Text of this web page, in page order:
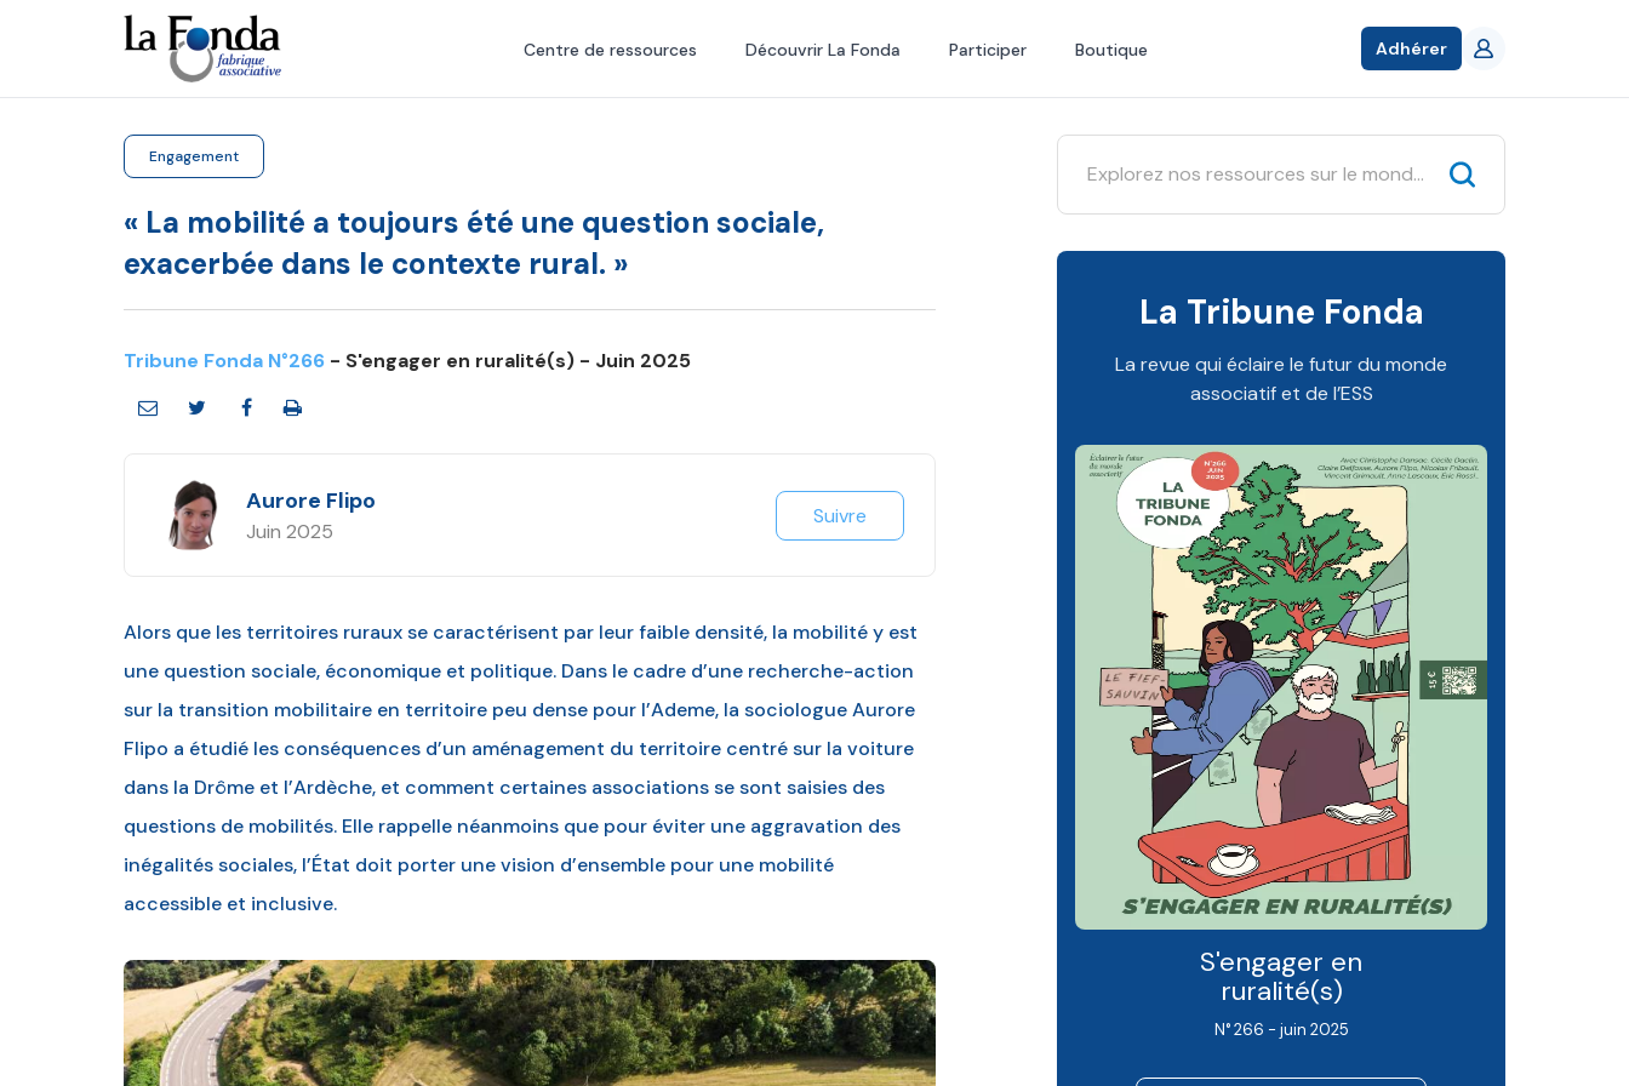
principal
Centre de ressources Découvrir La Fonda Participer Boutique Adhérer
Engagement
« La mobilité a toujours été une question sociale,
exacerbée dans le contexte rural. »
Tribune Fonda N°266 - S'engager en ruralité(s) - Juin 2025
Aurore Flipo
Juin 2025
Suivre
Alors que les territoires ruraux se caractérisent par leur faible densité, la mobilité y est
une question sociale, économique et politique. Dans le cadre d’une recherche-action
sur la transition mobilitaire en territoire peu dense pour l’Ademe, la sociologue Aurore
Flipo a étudié les conséquences d’un aménagement du territoire centré sur la voiture
dans la Drôme et l’Ardèche, et comment certaines associations se sont saisies des
questions de mobilités. Elle rappelle néanmoins que pour éviter une aggravation des
inégalités sociales, l’État doit porter une vision d’ensemble pour une mobilité
accessible et inclusive.
La Tribune Fonda
La revue qui éclaire le futur du monde
associatif et de l’ESS
S'engager en
ruralité(s)
N° 266 - juin 2025